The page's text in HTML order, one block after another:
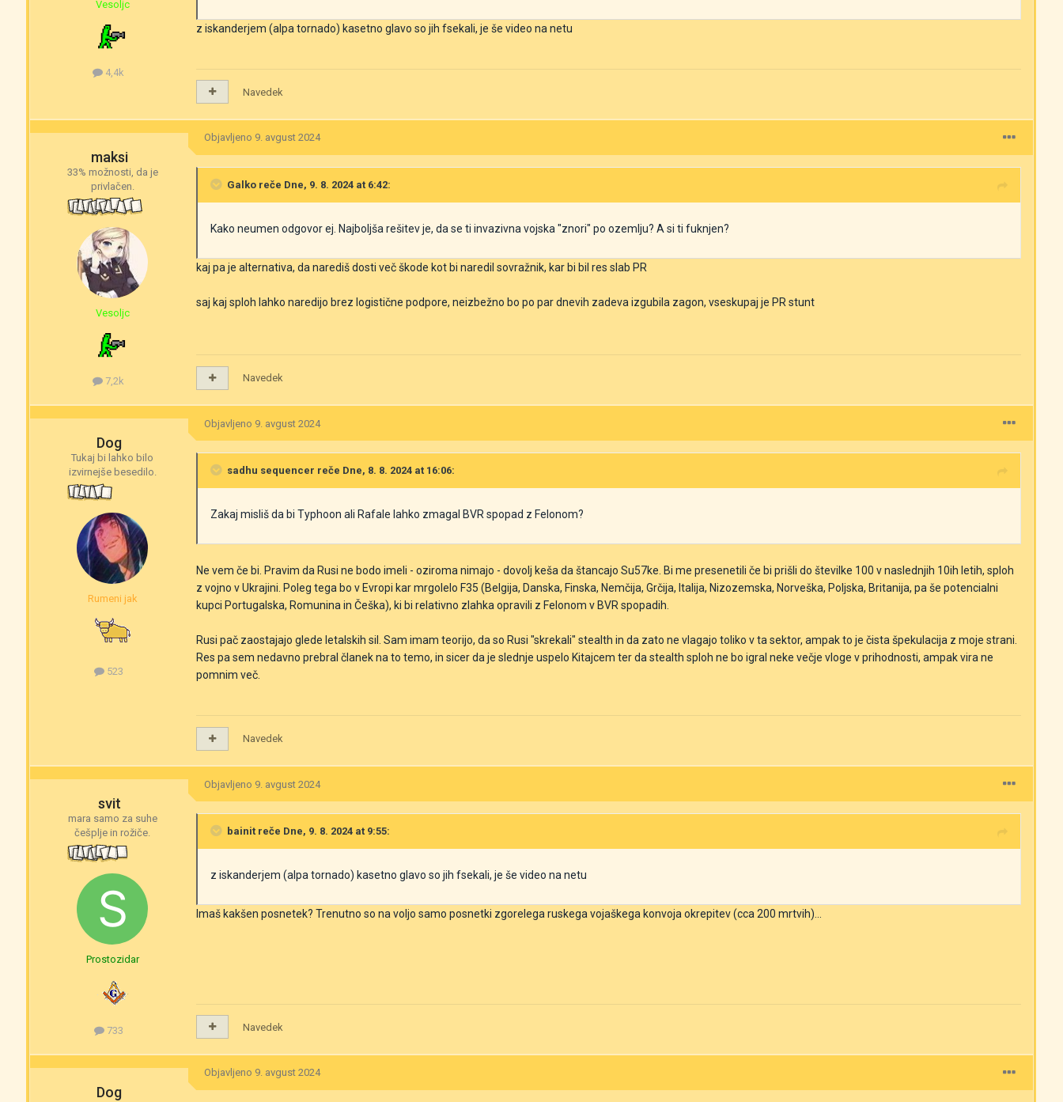
Vesoljc
4,4k
z iskanderjem (alpa tornado) kasetno glavo so jih fsekali, je še video na netu
Navedek
maksi
33% možnosti, da je
privlačen.
Vesoljc
7,2k
Objavljeno 9. avgust 2024
Galko reče Dne, 9. 8. 2024 at 6:42:
Kako neumen odgovor ej. Najboljša rešitev je, da se ti invazivna vojska "znori" po ozemlju? A si ti fuknjen?
kaj pa je alternativa, da narediš dosti več škode kot bi naredil sovražnik, kar bi bil res slab PR
saj kaj sploh lahko naredijo brez logistične podpore, neizbežno bo po par dnevih zadeva izgubila zagon, vseskupaj je PR stunt
Navedek
Dog
Tukaj bi lahko bilo
izvirnejše besedilo.
Rumeni jak
523
Objavljeno 9. avgust 2024
sadhu sequencer reče Dne, 8. 8. 2024 at 16:06:
Zakaj misliš da bi Typhoon ali Rafale lahko zmagal BVR spopad z Felonom?
Ne vem če bi. Pravim da Rusi ne bodo imeli - oziroma nimajo - dovolj keša da štancajo Su57ke. Bi me presenetili če bi prišli do številke 100 v naslednjih 10ih letih, sploh
z vojno v Ukrajini. Poleg tega bo v Evropi kar mrgolelo F35 (Belgija, Danska, Finska, Nemčija, Grčija, Italija, Nizozemska, Norveška, Poljska, Britanija, pa še potencialni
kupci Portugalska, Romunina in Češka), ki bi relativno zlahka opravili z Felonom v BVR spopadih.
Rusi pač zaostajajo glede letalskih sil. Sam imam teorijo, da so Rusi "skrekali" stealth in da zato ne vlagajo toliko v ta sektor, ampak to je čista špekulacija z moje strani.
Res pa sem nedavno prebral članek na to temo, in sicer da je slednje uspelo Kitajcem ter da stealth sploh ne bo igral neke večje vloge v prihodnosti, ampak vira ne
pomnim več.
Navedek
svit
mara samo za suhe
češplje in rožiče.
Prostozidar
733
Objavljeno 9. avgust 2024
bainit reče Dne, 9. 8. 2024 at 9:55:
z iskanderjem (alpa tornado) kasetno glavo so jih fsekali, je še video na netu
Imaš kakšen posnetek? Trenutno so na voljo samo posnetki zgorelega ruskega vojaškega konvoja okrepitev (cca 200 mrtvih)...
Navedek
Dog
Objavljeno 9. avgust 2024